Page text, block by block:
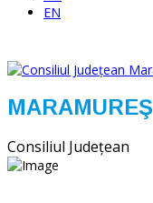
EN
MARAMUREŞ
Consiliul Judeţean